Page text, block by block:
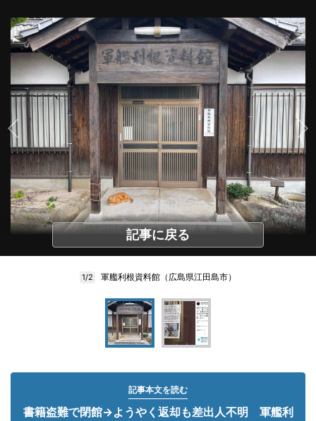
記事に戻る
1/2 軍艦利根資料館（広島県江田島市）
記事本文を読む
書籍盗難で閉館→ようやく返却も差出人不明 軍艦利